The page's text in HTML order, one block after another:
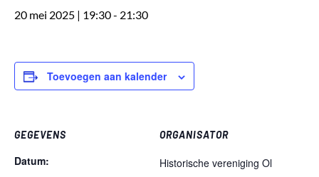
20 mei 2025 | 19:30- 21:30
Toevoegen aan kalender
GEGEVENS
Datum:
ORGANISATOR
Historische vereniging Ol